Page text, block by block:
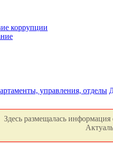
коррупции
управления, отделы
Здесь размещалась